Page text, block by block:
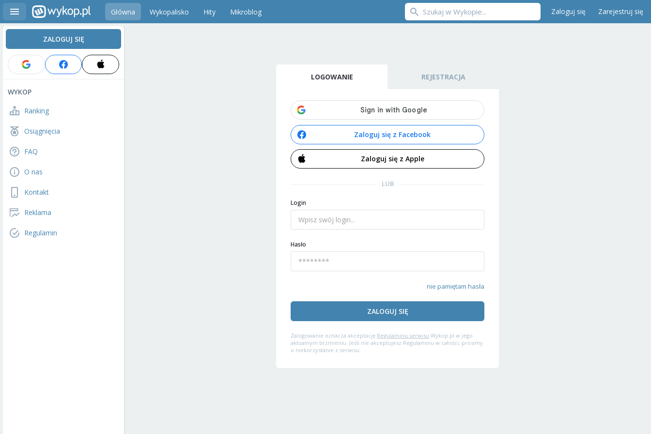
Główna Wykopalisko Hity Mikroblog Zaloguj się Zarejestruj się
ZALOGUJ SIĘ
WYKOP
Ranking
Osiągnięcia
FAQ
O nas
Kontakt
Reklama
Regulamin
LOGOWANIE REJESTRACJA
Zaloguj się z Facebook
Zaloguj się z Apple
LUB
Login
Hasło
nie pamiętam hasła
ZALOGUJ SIĘ
Zalogowanie oznacza akceptację Regulaminu serwisu Wykop.pl w jego
aktualnym brzmieniu. Jeśli nie akceptujesz Regulaminu w całości, prosimy
o niekorzystanie z serwisu.